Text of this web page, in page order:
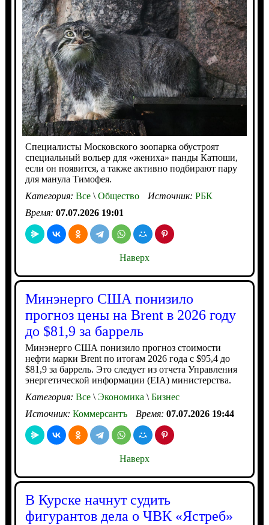
Специалисты Московского зоопарка обустроят
специальный вольер для «жениха» панды Катюши,
если он появится, а также активно подбирают пару
для манула Тимофея.
Категория: Все\Общество Источник: РБК
Время: 07.07.2026 19:01
Наверх
Минэнерго США понизило
прогноз цены на Brent в 2026 году
до $81,9 за баррель
Минэнерго США понизило прогноз стоимости
нефти марки Brent по итогам 2026 года с $95,4 до
$81,9 за баррель. Это следует из отчета Управления
энергетической информации (EIA) министерства.
Категория: Все\Экономика\Бизнес
Источник: Коммерсантъ Время: 07.07.2026 19:44
Наверх
В Курске начнут судить
фигурантов дела о ЧВК «Ястреб»